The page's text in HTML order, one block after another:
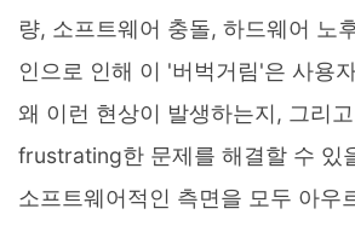
량, 소프트웨어 충돌, 하드웨어 노
인으로 인해 이 '버벅거림'은 사용
왜 이런 현상이 발생하는지, 그리
frustrating한 문제를 해결할 수 있
소프트웨어적인 측면을 모두 아우